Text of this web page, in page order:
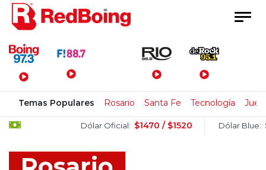
Menú Principal
Temas Populares Rosario Santa Fe Tecnología
Dólar Oficial: $1470 / $1520 Dólar Blue: $1515 /